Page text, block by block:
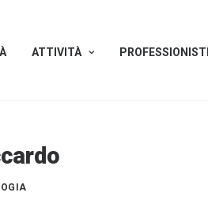
ATTIVITÀ PROFESSIONISTI